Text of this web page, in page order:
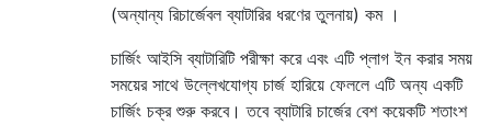
(অন্যান্য রিচার্জেবল ব্যাটারির ধরণের তুলনায়) কম ।
চার্জিং আইসি ব্যাটারিটি পরীক্ষা করে এবং এটি প্লাগ ইন করার সময়
সময়ের সাথে উল্লেখযোগ্য চার্জ হারিয়ে ফেললে এটি অন্য একটি
চার্জিং চক্র শুরু করবে। তবে ব্যাটারি চার্জের বেশ কয়েকটি শতাংশ